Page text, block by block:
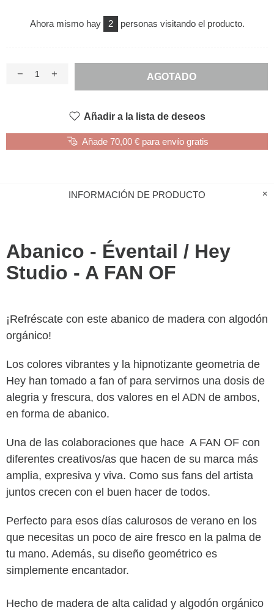
Ahora mismo hay 2 personas visitando el producto.
AGOTADO
Añadir a la lista de deseos
Añade 70,00 € para envío gratis
INFORMACIÓN DE PRODUCTO
Abanico - Éventail / Hey
Studio - A FAN OF
¡Refréscate con este abanico de madera con algodón
orgánico!
Los colores vibrantes y la hipnotizante geometria de
Hey han tomado a fan of para servirnos una dosis de
alegria y frescura, dos valores en el ADN de ambos,
en forma de abanico.
Una de las colaboraciones que hace A FAN OF con
diferentes creativos/as que hacen de su marca más
amplia, expresiva y viva. Como sus fans del artista
juntos crecen con el buen hacer de todos.
Perfecto para esos días calurosos de verano en los
que necesitas un poco de aire fresco en la palma de
tu mano. Además, su diseño geométrico es
simplemente encantador.
Hecho de madera de alta calidad y algodón orgánico